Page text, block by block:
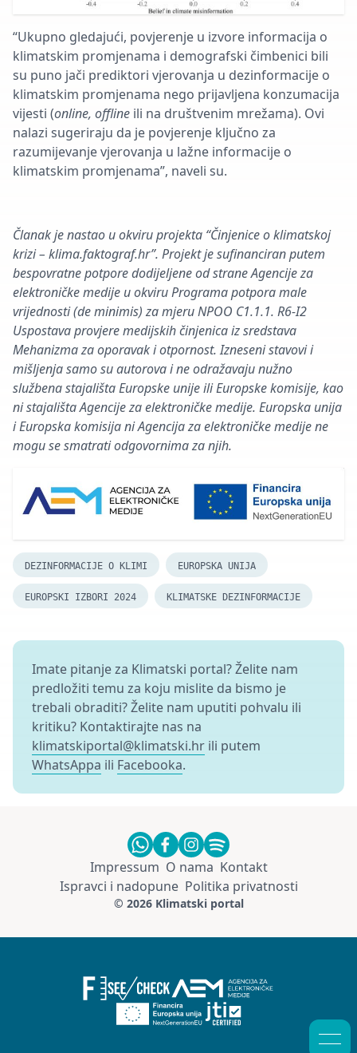
“Ukupno gledajući, povjerenje u izvore informacija o
klimatskim promjenama i demografski čimbenici bili
su puno jači prediktori vjerovanja u dezinformacije o
klimatskim promjenama nego prijavljena konzumacija
vijesti (online, offline ili na društvenim mrežama). Ovi
nalazi sugeriraju da je povjerenje ključno za
razumijevanje vjerovanja u lažne informacije o
klimatskim promjenama”, naveli su.
Članak je nastao u okviru projekta “Činjenice o klimatskoj
krizi – klima.faktograf.hr”. Projekt je sufinanciran putem
bespovratne potpore dodijeljene od strane Agencije za
elektroničke medije u okviru Programa potpora male
vrijednosti (de minimis) za mjeru NPOO C1.1.1. R6-I2
Uspostava provjere medijskih činjenica iz sredstava
Mehanizma za oporavak i otpornost. Izneseni stavovi i
mišljenja samo su autorova i ne odražavaju nužno
službena stajališta Europske unije ili Europske komisije, kao
ni stajališta Agencije za elektroničke medije. Europska unija
i Europska komisija ni Agencija za elektroničke medije ne
mogu se smatrati odgovornima za njih.
DEZINFORMACIJE O KLIMI EUROPSKA UNIJA
EUROPSKI IZBORI 2024 KLIMATSKE DEZINFORMACIJE
Imate pitanje za Klimatski portal? Želite nam
predložiti temu za koju mislite da bismo je
trebali obraditi? Želite nam uputiti pohvalu ili
kritiku? Kontaktirajte nas na
klimatskiportal@klimatski.hr ili putem
WhatsAppa ili Facebooka.
Impressum O nama Kontakt
Ispravci i nadopune Politika privatnosti
© 2026 Klimatski portal